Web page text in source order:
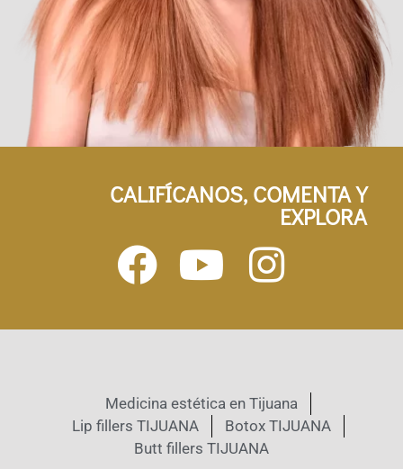
CALIFÍCANOS, COMENTA Y
EXPLORA
Medicina estética en Tijuana
Lip fillers TIJUANA
Botox TIJUANA
Butt fillers TIJUANA